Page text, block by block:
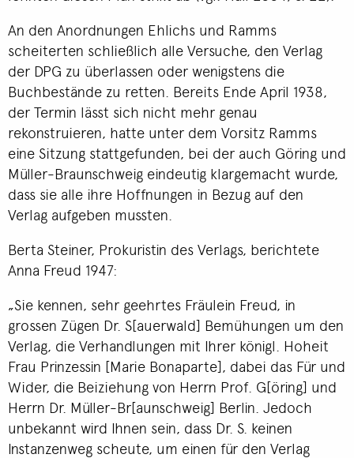
An den Anordnungen Ehlichs und Ramms
scheiterten schließlich alle Versuche, den Verlag
der DPG zu überlassen oder wenigstens die
Buchbestände zu retten. Bereits Ende April 1938,
der Termin lässt sich nicht mehr genau
rekonstruieren, hatte unter dem Vorsitz Ramms
eine Sitzung stattgefunden, bei der auch Göring und
Müller-Braunschweig eindeutig klargemacht wurde,
dass sie alle ihre Hoffnungen in Bezug auf den
Verlag aufgeben mussten.
Berta Steiner, Prokuristin des Verlags, berichtete
Anna Freud 1947:
„Sie kennen, sehr geehrtes Fräulein Freud, in
grossen Zügen Dr. S[auerwald] Bemühungen um den
Verlag, die Verhandlungen mit Ihrer königl. Hoheit
Frau Prinzessin [Marie Bonaparte], dabei das Für und
Wider, die Beiziehung von Herrn Prof. G[öring] und
Herrn Dr. Müller-Br[aunschweig] Berlin. Jedoch
unbekannt wird Ihnen sein, dass Dr. S. keinen
Instanzenweg scheute, um einen für den Verlag